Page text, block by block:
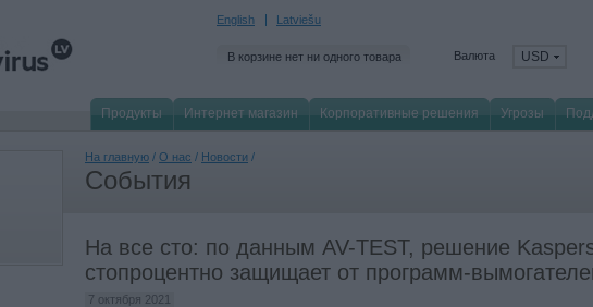
English Latviešu
В корзине нет ни одного товара Валюта USD
Продукты Интернет магазин Корпоративные решения Угрозы
На главную / О нас / Новости /
События
На все сто: по данным AV-TEST, решение
стопроцентно защищает от программ-
7 октября 2021